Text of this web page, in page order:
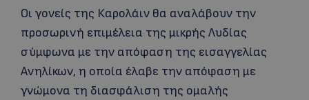
Οι γονείς της Καρολάιν θα αναλάβουν την
προσωρινή επιμέλεια της μικρής Λυδίας
σύμφωνα με την απόφαση της εισαγγελίας
Ανηλίκων, η οποία έλαβε την απόφαση με
γνώμονα τη διασφάλιση της ομαλής